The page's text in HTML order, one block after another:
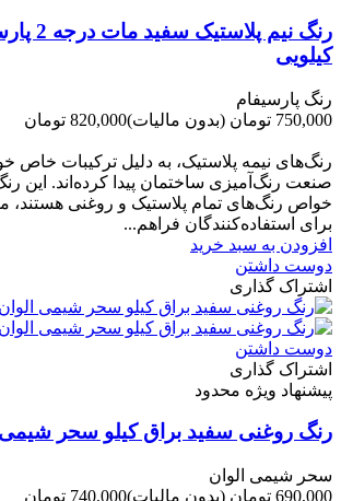
کیلویی
رنگ پارسیفام
750,000 تومان
(بدون مالیات)820,000 تومان
رنگ‌های نیمه پلاستیک، به دلیل ترکیبات خاص
صنعت رنگ‌آمیزی ساختمان پیدا کرده‌اند. این
خواص رنگ‌های تمام پلاستیک و روغنی هستند،
برای استفاده‌کنندگان فراهم...
افزودن به سبد خرید
دوست داشتن
اشتراک گذاری
دوست داشتن
اشتراک گذاری
پیشنهاد ویژه محدود
رنگ روغنی سفید براق کیلو سحر شیمی
سحر شیمی الوان
690,000 تومان
(بدون مالیات)740,000 تومان